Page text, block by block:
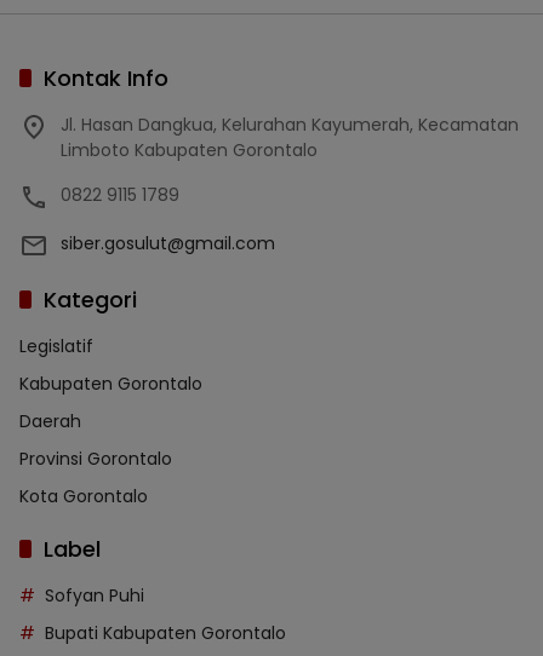
Kontak Info
Jl. Hasan Dangkua, Kelurahan Kayumerah, Kecamatan
Limboto Kabupaten Gorontalo
0822 9115 1789
siber.gosulut@gmail.com
Kategori
Legislatif
Kabupaten Gorontalo
Daerah
Provinsi Gorontalo
Kota Gorontalo
Label
Sofyan Puhi
Bupati Kabupaten Gorontalo